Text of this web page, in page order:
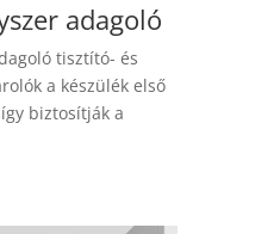
adagoló
tisztító- és
a készülék első
biztosítják a